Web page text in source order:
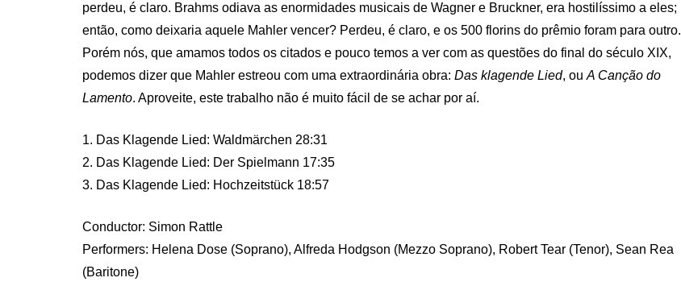
perdeu, é claro. Brahms odiava as enormidades musicais de Wagner e Bruckner, era hostilíssimo a eles;
então, como deixaria aquele Mahler vencer? Perdeu, é claro, e os 500 florins do prêmio foram para outro.
Porém nós, que amamos todos os citados e pouco temos a ver com as questões do final do século XIX,
podemos dizer que Mahler estreou com uma extraordinária obra: Das klagende Lied, ou A Canção do
Lamento. Aproveite, este trabalho não é muito fácil de se achar por aí.
1. Das Klagende Lied: Waldmärchen 28:31
2. Das Klagende Lied: Der Spielmann 17:35
3. Das Klagende Lied: Hochzeitstück 18:57
Conductor: Simon Rattle
Performers: Helena Dose (Soprano), Alfreda Hodgson (Mezzo Soprano), Robert Tear (Tenor), Sean Rea
(Baritone)